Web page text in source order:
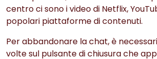
centro ci sono i video di Netflix,
popolari piattaforme di contenuti.
Per abbandonare la chat, è
volte sul pulsante di chiusura che